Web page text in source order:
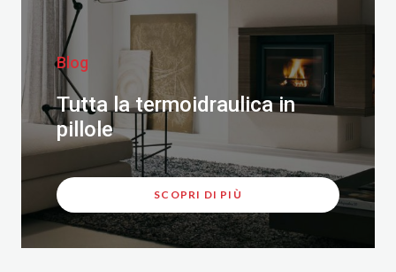
Blog
Tutta la termoidraulica in
pillole
SCOPRI DI PIÙ